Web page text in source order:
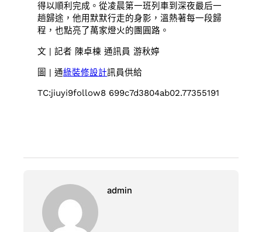
得以順利完成。從凌晨第一班列車到深夜最后一
趟歸途，他用默默行走的身影，溫熱著每一段歸
程，也點亮了萬家燈火的團圓路。
文 | 記者 陳卓棟 通訊員 游秋婷
圖 | 通綠裝修設計訊員供給
TC:jiuyi9follow8 699c7d3804ab02.77355191
admin